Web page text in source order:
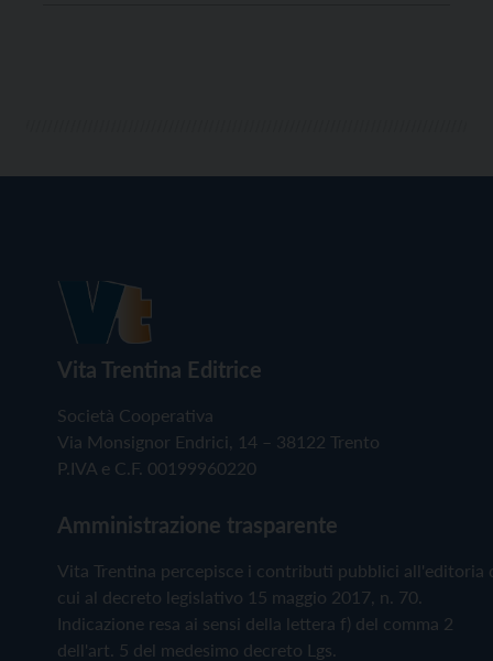
Vita Trentina Editrice
Società Cooperativa
Via Monsignor Endrici, 14 – 38122 Trento
P.IVA e C.F. 00199960220
Amministrazione trasparente
Vita Trentina percepisce i contributi pubblici all'editoria
cui al decreto legislativo 15 maggio 2017, n. 70.
Indicazione resa ai sensi della lettera f) del comma 2
dell'art. 5 del medesimo decreto Lgs.